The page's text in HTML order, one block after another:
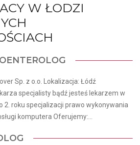
W ŁODZI
Sp. z o.o. Lokalizacja: Łódź
specjalisty bądź jesteś lekarzem w
2. roku specjalizacji prawo wykonywania
komputera Oferujemy:...